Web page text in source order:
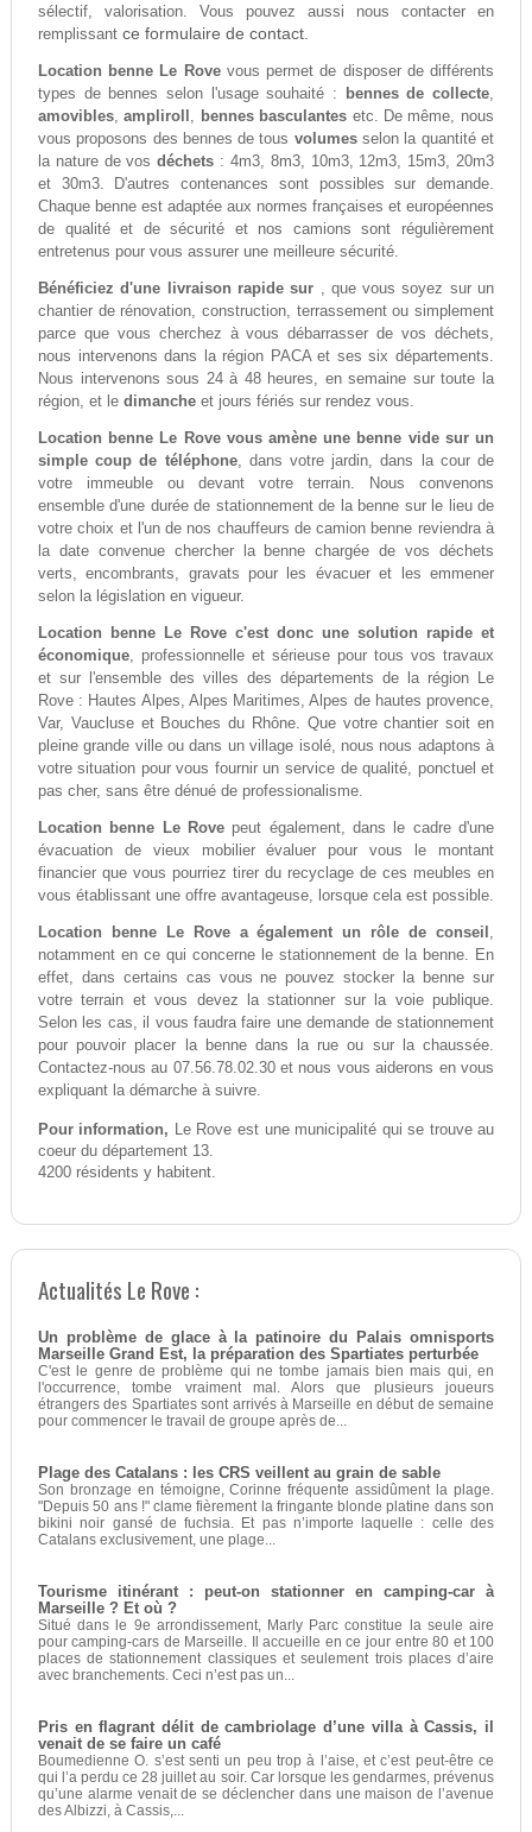
sélectif, valorisation. Vous pouvez aussi nous contacter en
remplissant ce formulaire de contact.
Location benne Le Rovevous permet de disposer de différents
types de bennes selon l'usage souhaité :
bennes de collecte,
amovibles,ampliroll , bennes basculantes etc. De même, nous
vous proposons des bennes de tous volumesselon la quantité et
la nature de vosdéchets : 4m3, 8m3, 10m3, 12m3, 15m3, 20m3
et 30m3. D'autres contenances sont possibles sur demande.
Chaque benne est adaptée aux normes françaises et européennes
de qualité et de sécurité et nos camions sont régulièrement
entretenus pour vous assurer une meilleure sécurité.
Bénéficiez d'une livraison rapide sur , que vous soyez sur un
chantier de rénovation, construction, terrassement ou simplement
parce que vous cherchez à vous débarrasser de vos déchets,
nous intervenons dans la région PACA et ses six départements.
Nous intervenons sous 24 à 48 heures, en semaine sur toute la
région, et le dimancheet jours fériés sur rendez vous.
Location benne Le Rove vous amène une benne vide sur un
simple coup de téléphone, dans votre jardin, dans la cour de
votre immeuble ou devant votre terrain. Nous convenons
ensemble d'une durée de stationnement de la benne sur le lieu de
votre choix et l'un de nos chauffeurs de camion benne reviendra à
la date convenue chercher la benne chargée de vos déchets
verts, encombrants, gravats pour les évacuer et les emmener
selon la législation en vigueur.
Location benne Le Rove c'est donc une solution rapide et
économique, professionnelle et sérieuse pour tous vos travaux
et sur l'ensemble des villes des départements de la région Le
Rove : Hautes Alpes, Alpes Maritimes, Alpes de hautes provence,
Var, Vaucluse et Bouches du Rhône. Que votre chantier soit en
pleine grande ville ou dans un village isolé, nous nous adaptons à
votre situation pour vous fournir un service de qualité, ponctuel et
pas cher, sans être dénué de professionalisme.
Location benne Le Rovepeut également, dans le cadre d'une
évacuation de vieux mobilier évaluer pour vous le montant
financier que vous pourriez tirer du recyclage de ces meubles en
vous établissant une offre avantageuse, lorsque cela est possible.
Location benne Le Rove a également un rôle de conseil ,
notamment en ce qui concerne le stationnement de la benne. En
effet, dans certains cas vous ne pouvez stocker la benne sur
votre terrain et vous devez la stationner sur la voie publique.
Selon les cas, il vous faudra faire une demande de stationnement
pour pouvoir placer la benne dans la rue ou sur la chaussée.
Contactez-nous au 07.56.78.02.30 et nous vous aiderons en vous
expliquant la démarche à suivre.
Pour information, Le Rove est une municipalité qui se trouve au
coeur du département 13.
4200 résidents y habitent.
Actualités Le Rove :
Un problème de glace à la patinoire du Palais omnisports
Marseille Grand Est, la préparation des Spartiates perturbée
C'est le genre de problème qui ne tombe jamais bien mais qui, en
l'occurrence, tombe vraiment mal. Alors que plusieurs joueurs
étrangers des Spartiates sont arrivés à Marseille en début de semaine
pour commencer le travail de groupe après de...
Plage des Catalans : les CRS veillent au grain de sable
Son bronzage en témoigne, Corinne fréquente assidûment la plage.
"Depuis 50 ans !" clame fièrement la fringante blonde platine dans son
bikini noir gansé de fuchsia. Et pas n’importe laquelle : celle des
Catalans exclusivement, une plage...
Tourisme itinérant : peut-on stationner en camping-car à
Marseille ? Et où ?
Situé dans le 9e arrondissement, Marly Parc constitue la seule aire
pour camping-cars de Marseille. Il accueille en ce jour entre 80 et 100
places de stationnement classiques et seulement trois places d’aire
avec branchements. Ceci n’est pas un...
Pris en flagrant délit de cambriolage d’une villa à Cassis, il
venait de se faire un café
Boumedienne O. s’est senti un peu trop à l’aise, et c’est peut-être ce
qui l’a perdu ce 28 juillet au soir. Car lorsque les gendarmes, prévenus
qu’une alarme venait de se déclencher dans une maison de l’avenue
des Albizzi, à Cassis,...